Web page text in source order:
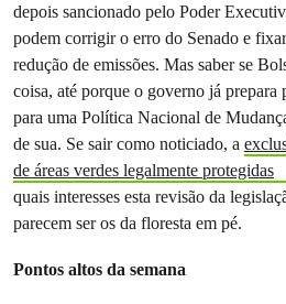
depois sancionado pelo Poder
podem corrigir o erro do Senado e
redução de emissões. Mas saber se
coisa, até porque o governo já prepara
para uma Política Nacional de
de sua. Se sair como noticiado, a
de áreas verdes legalmente protegidas
quais interesses esta revisão da
parecem ser os da floresta em pé.
Pontos altos da semana